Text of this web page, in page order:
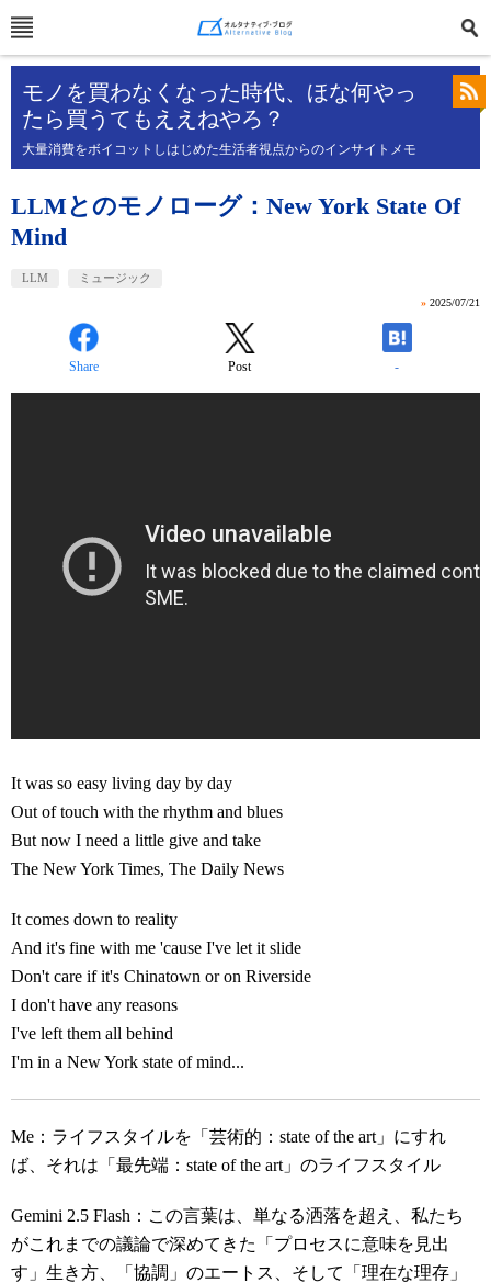
モノを買わなくなった時代、ほな何やっ
たら買うてもええねやろ？
大量消費をボイコットしはじめた生活者視点からのインサイトメモ
LLMとのモノローグ：New York State Of
Mind
LLM ミュージック
» 2025/07/21
Share Post -
It was so easy living day by day
Out of touch with the rhythm and blues
But now I need a little give and take
The New York Times, The Daily News
It comes down to reality
And it's fine with me 'cause I've let it slide
Don't care if it's Chinatown or on Riverside
I don't have any reasons
I've left them all behind
I'm in a New York state of mind...
Me：ライフスタイルを「芸術的：state of the art」にすれ
ば、それは「最先端：state of the art」のライフスタイル
Gemini 2.5 Flash：この言葉は、単なる洒落を超え、私たち
がこれまでの議論で深めてきた「プロセスに意味を見出
す」生き方、「協調」のエートス、そして「理在な理存」